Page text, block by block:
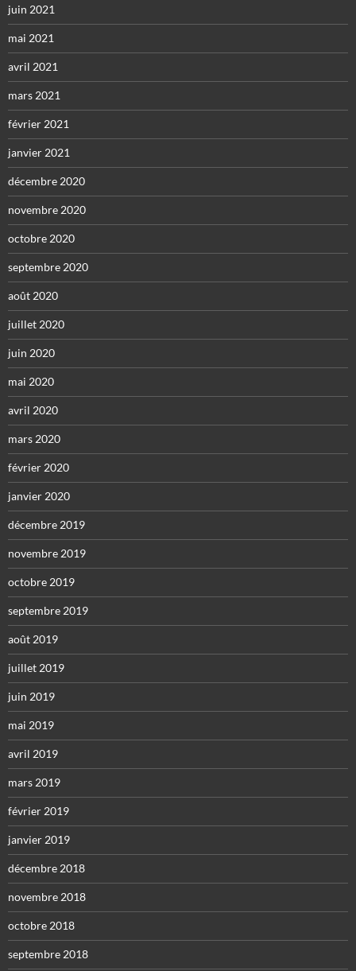
juin 2021
mai 2021
avril 2021
mars 2021
février 2021
janvier 2021
décembre 2020
novembre 2020
octobre 2020
septembre 2020
août 2020
juillet 2020
juin 2020
mai 2020
avril 2020
mars 2020
février 2020
janvier 2020
décembre 2019
novembre 2019
octobre 2019
septembre 2019
août 2019
juillet 2019
juin 2019
mai 2019
avril 2019
mars 2019
février 2019
janvier 2019
décembre 2018
novembre 2018
octobre 2018
septembre 2018